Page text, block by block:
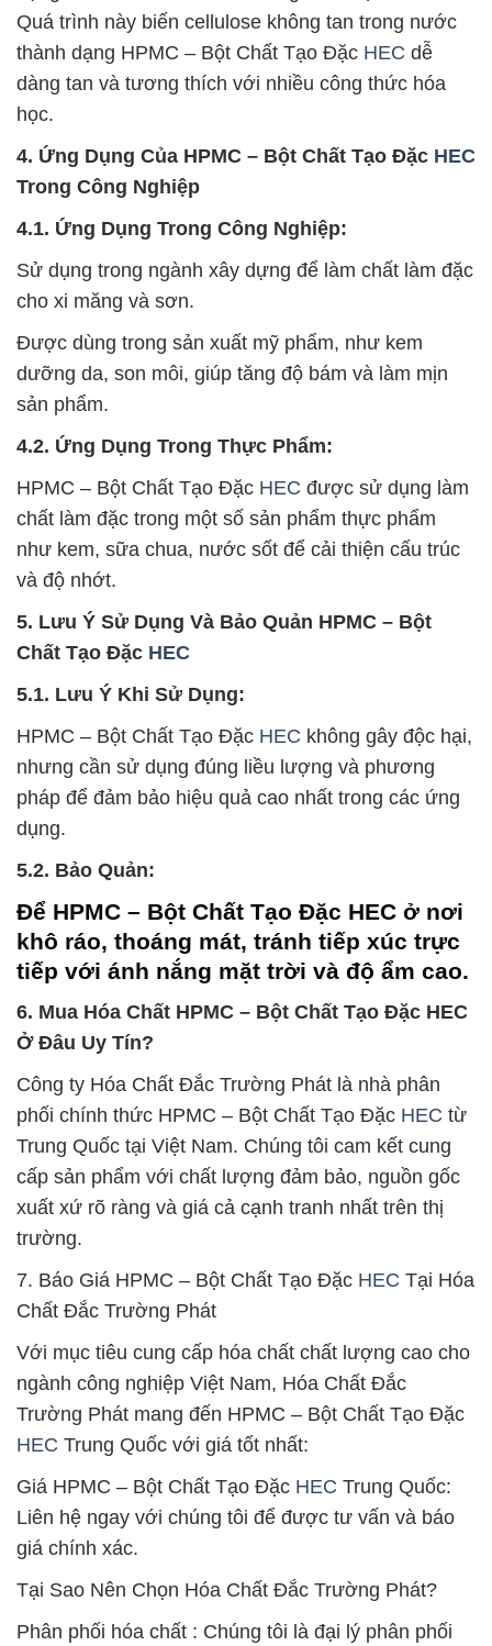
Quá trình này biến cellulose không tan trong nước
thành dạng HPMC – Bột Chất Tạo Đặc HEC dễ
dàng tan và tương thích với nhiều công thức hóa
học.
4. Ứng Dụng Của HPMC – Bột Chất Tạo Đặc HEC
Trong Công Nghiệp
4.1. Ứng Dụng Trong Công Nghiệp:
Sử dụng trong ngành xây dựng để làm chất làm đặc
cho xi măng và sơn.
Được dùng trong sản xuất mỹ phẩm, như kem
dưỡng da, son môi, giúp tăng độ bám và làm mịn
sản phẩm.
4.2. Ứng Dụng Trong Thực Phẩm:
HPMC – Bột Chất Tạo Đặc HEC được sử dụng làm
chất làm đặc trong một số sản phẩm thực phẩm
như kem, sữa chua, nước sốt để cải thiện cấu trúc
và độ nhớt.
5. Lưu Ý Sử Dụng Và Bảo Quản HPMC – Bột
Chất Tạo Đặc HEC
5.1. Lưu Ý Khi Sử Dụng:
HPMC – Bột Chất Tạo Đặc HEC không gây độc hại,
nhưng cần sử dụng đúng liều lượng và phương
pháp để đảm bảo hiệu quả cao nhất trong các ứng
dụng.
5.2. Bảo Quản:
Để HPMC – Bột Chất Tạo Đặc HEC ở nơi
khô ráo, thoáng mát, tránh tiếp xúc trực
tiếp với ánh nắng mặt trời và độ ẩm cao.
6. Mua Hóa Chất HPMC – Bột Chất Tạo Đặc HEC
Ở Đâu Uy Tín?
Công ty Hóa Chất Đắc Trường Phát là nhà phân
phối chính thức HPMC – Bột Chất Tạo Đặc HEC từ
Trung Quốc tại Việt Nam. Chúng tôi cam kết cung
cấp sản phẩm với chất lượng đảm bảo, nguồn gốc
xuất xứ rõ ràng và giá cả cạnh tranh nhất trên thị
trường.
7. Báo Giá HPMC – Bột Chất Tạo Đặc HEC Tại Hóa
Chất Đắc Trường Phát
Với mục tiêu cung cấp hóa chất chất lượng cao cho
ngành công nghiệp Việt Nam, Hóa Chất Đắc
Trường Phát mang đến HPMC – Bột Chất Tạo Đặc
HEC Trung Quốc với giá tốt nhất:
Giá HPMC – Bột Chất Tạo Đặc HEC Trung Quốc:
Liên hệ ngay với chúng tôi để được tư vấn và báo
giá chính xác.
Tại Sao Nên Chọn Hóa Chất Đắc Trường Phát?
Phân phối hóa chất : Chúng tôi là đại lý phân phối